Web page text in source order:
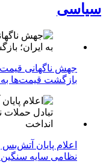
سیاسی
جهش ناگهانی قیمت
بازگشت قیمت‌ها
اعلام پایان
نظامی سایه سنگین